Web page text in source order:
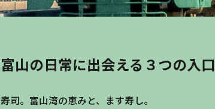
富山の日常に出会える３つの入口
寿司。富山湾の恵みと、ます寿し。